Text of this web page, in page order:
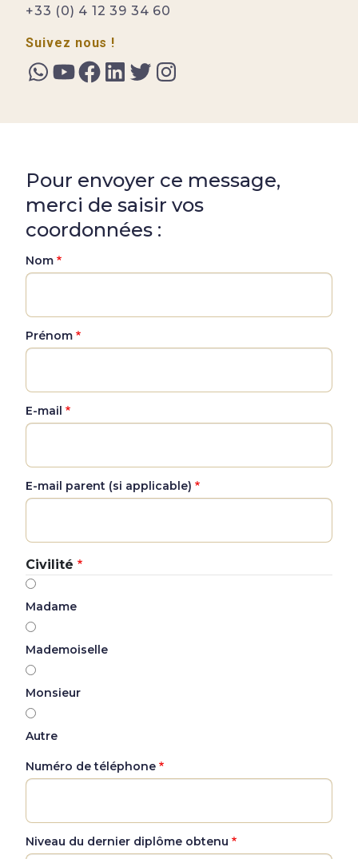
+33 (0) 4 12 39 34 60
Suivez nous !
Pour envoyer ce message,
merci de saisir vos
coordonnées :
Nom
Prénom
E-mail
E-mail parent (si applicable)
Civilité
Madame
Mademoiselle
Monsieur
Autre
Numéro de téléphone
Niveau du dernier diplôme obtenu